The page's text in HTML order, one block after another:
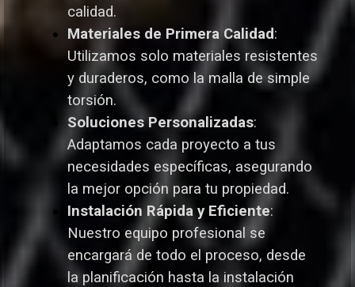
calidad.
Materiales de Primera Calidad:
Utilizamos solo materiales resistentes
y duraderos, como la malla de simple
torsión.
Soluciones Personalizadas:
Adaptamos cada proyecto a tus
necesidades específicas, asegurando
la mejor opción para tu propiedad.
Instalación Rápida y Eficiente:
Nuestro equipo profesional se
encargará de todo el proceso, desde
la planificación hasta la instalación